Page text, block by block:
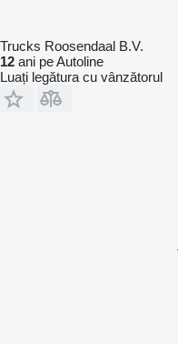
Trucks Roosendaal B.V.
12 ani pe Autoline
Luați legătura cu vânzătorul